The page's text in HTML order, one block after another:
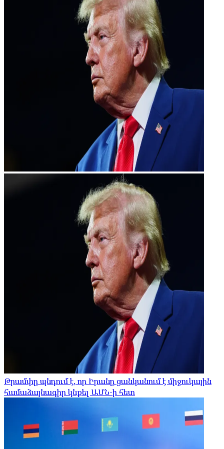
Թրամփը պնդում է, որ Իրանը ցանկանում է միջուկային
համաձայնագիր կնքել ԱՄՆ-ի հետ